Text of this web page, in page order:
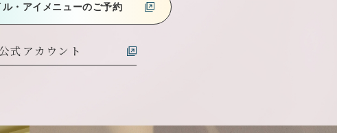
ル・アイメニューのご予約
式アカウント